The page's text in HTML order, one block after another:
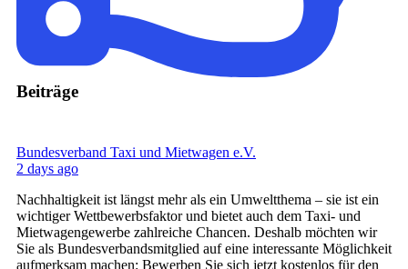
Beiträge
Bundesverband Taxi und Mietwagen e.V.
2 days ago
Nachhaltigkeit ist längst mehr als ein Umweltthema – sie ist ein
wichtiger Wettbewerbsfaktor und bietet auch dem Taxi- und
Mietwagengewerbe zahlreiche Chancen. Deshalb möchten wir
Sie als Bundesverbandsmitglied auf eine interessante Möglichkeit
aufmerksam machen: Bewerben Sie sich jetzt kostenlos für den